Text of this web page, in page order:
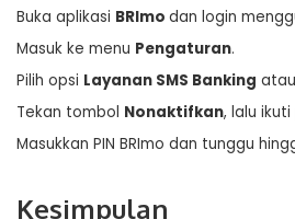
Buka aplikasi BRImo dan login
Masuk ke menu Pengaturan.
Pilih opsi Layanan SMS Banking atau
Tekan tombol Nonaktifkan, lalu
Masukkan PIN BRImo dan tunggu
Kesimpulan